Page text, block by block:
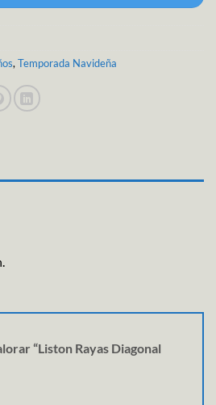
, Temporada Navideña
“Liston Rayas Diagonal